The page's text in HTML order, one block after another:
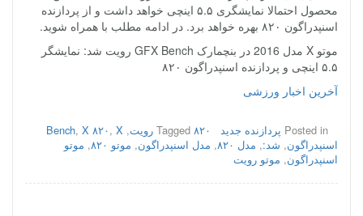
محصول احتمالا نمایشگری ۵.۵ اینچی خواهد داشت و از پردازنده
اسنپدراگون ۸۲۰ بهره خواهد برد. در ادامه مطلب با همراه شوید.
موتو X مدل 2016 در بنچمارک GFX Bench رویت شد: نمایشگر
۵.۵ اینچی و پردازنده اسنپدراگون ۸۲۰
آخرین اخبار ورزشی
Posted in پردازنده جدید Tagged ۸۲۰ رویت ,
Bench, X ۸۲۰, X
اسنپدراگون, شد:, مدل ۸۲۰ , مدل اسنپدراگون, موتو ۸۲۰ , موتو
اسنپدراگون, موتو رویت